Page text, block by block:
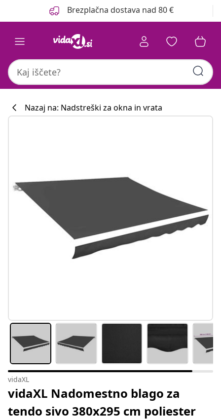
Brezplačna dostava nad 80 €
Nazaj na: Nadstreški za okna in vrata
vidaXL
vidaXL Nadomestno blago za
tendo sivo 380x295 cm poliester